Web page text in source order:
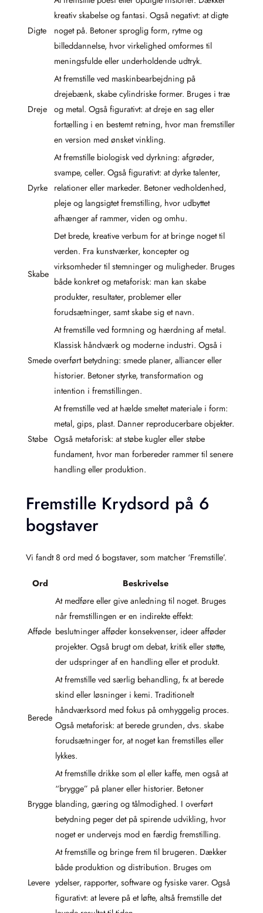
Digte
kreativ skabelse og fantasi. Også negativt: at digte
noget på. Betoner sproglig form, rytme og
billeddannelse, hvor virkelighed omformes til
meningsfulde eller underholdende udtryk.
Dreje
At fremstille ved maskinbearbejdning på
drejebænk, skabe cylindriske former. Bruges i træ
og metal. Også figurativt: at dreje en sag eller
fortælling i en bestemt retning, hvor man fremstiller
en version med ønsket vinkling.
Dyrke
At fremstille biologisk ved dyrkning: afgrøder,
svampe, celler. Også figurativt: at dyrke talenter,
relationer eller markeder. Betoner vedholdenhed,
pleje og langsigtet fremstilling, hvor udbyttet
afhænger af rammer, viden og omhu.
Skabe
Det brede, kreative verbum for at bringe noget til
verden. Fra kunstværker, koncepter og
virksomheder til stemninger og muligheder. Bruges
både konkret og metaforisk: man kan skabe
produkter, resultater, problemer eller
forudsætninger, samt skabe sig et navn.
Smede
At fremstille ved formning og hærdning af metal.
Klassisk håndværk og moderne industri. Også i
overført betydning: smede planer, alliancer eller
historier. Betoner styrke, transformation og
intention i fremstillingen.
Støbe
At fremstille ved at hælde smeltet materiale i form:
metal, gips, plast. Danner reproducerbare objekter.
Også metaforisk: at støbe kugler eller støbe
fundament, hvor man forbereder rammer til senere
handling eller produktion.
Fremstille Krydsord på 6
bogstaver
Vi fandt 8 ord med 6 bogstaver, som matcher ‘Fremstille’.
Ord Beskrivelse
Afføde
At medføre eller give anledning til noget. Bruges
når fremstillingen er en indirekte effekt:
beslutninger afføder konsekvenser, ideer afføder
projekter. Også brugt om debat, kritik eller støtte,
der udspringer af en handling eller et produkt.
Berede
At fremstille ved særlig behandling, fx at berede
skind eller løsninger i kemi. Traditionelt
håndværksord med fokus på omhyggelig proces.
Også metaforisk: at berede grunden, dvs. skabe
forudsætninger for, at noget kan fremstilles eller
lykkes.
Brygge
At fremstille drikke som øl eller kaffe, men også at
“brygge” på planer eller historier. Betoner
blanding, gæring og tålmodighed. I overført
betydning peger det på spirende udvikling, hvor
noget er undervejs mod en færdig fremstilling.
Levere
At fremstille og bringe frem til brugeren. Dækker
både produktion og distribution. Bruges om
ydelser, rapporter, software og fysiske varer. Også
figurativt: at levere på et løfte, altså fremstille det